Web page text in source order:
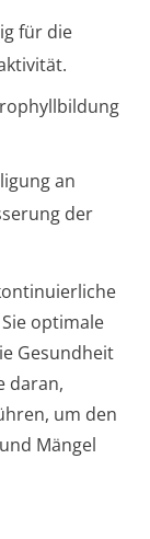
für die
an
der
optimale
Gesundheit
daran,
um den
Mängel